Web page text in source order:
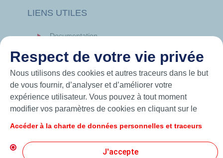
LIENS UTILES
Documentation
Hutchinson.com
Respect de votre vie privée
Nous utilisons des cookies et autres traceurs dans le but
de vous fournir, d’analyser et d’améliorer votre
expérience utilisateur. Vous pouvez à tout moment
modifier vos paramètres de cookies en cliquant sur le
« J’accepte », vous acceptez le dépôt de l’ensemble des
cookies. Dans le cas où vous cliquez sur « Je refuse »,
seuls les cookies techniques nécessaires au bon
Accéder à la charte de données personnelles et traceurs
J'accepte